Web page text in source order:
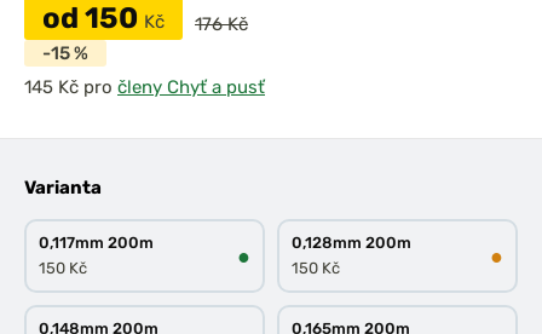
od 150 Kč
176 Kč
-15 %
pro členy Chyť a pusť
Varianta
0,117mm 200m
150 Kč
●
0,128mm 200m
150 Kč
●
0,148mm 200m
0,165mm 200m